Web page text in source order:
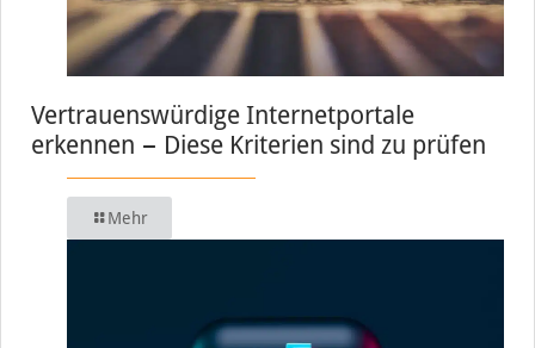
Vertrauenswürdige Internetportale
erkennen − Diese Kriterien sind zu prüfen
Mehr